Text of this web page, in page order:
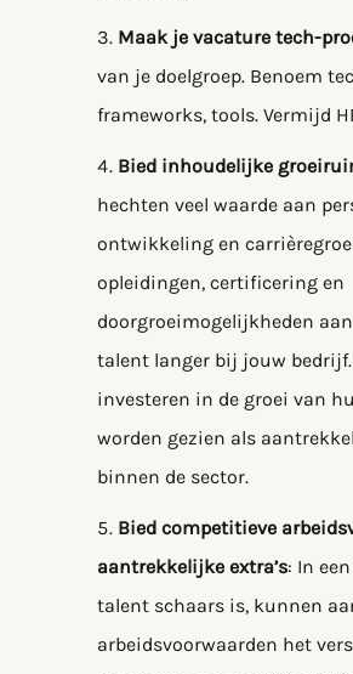
Maak je vacature tech-
van je doelgroep. Benoem
frameworks, tools. Vermijd
Bied inhoudelijke
hechten veel waarde aan
ontwikkeling en
opleidingen, certificering en
doorgroeimogelijkheden
talent langer bij jouw
investeren in de groei van
worden gezien als
binnen de sector.
Bied competitieve
aantrekkelijke extra’s: In
talent schaars is, kunnen
arbeidsvoorwaarden het